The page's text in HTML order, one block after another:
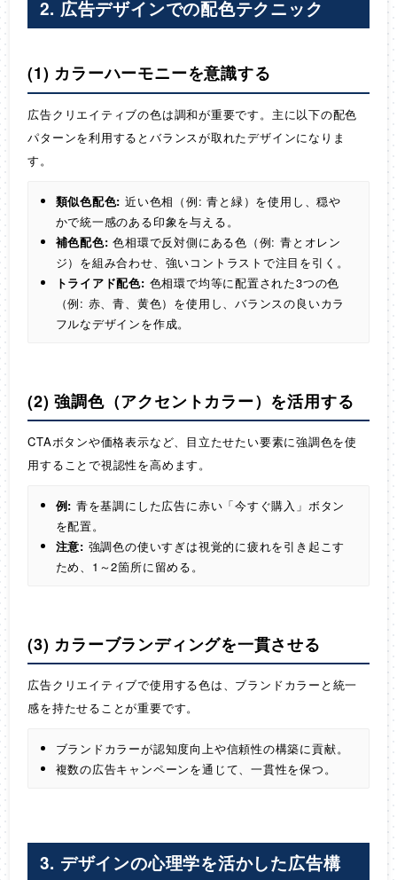
2. 広告デザインでの配色テクニック
(1) カラーハーモニーを意識する
広告クリエイティブの色は調和が重要です。主に以下の配色
パターンを利用するとバランスが取れたデザインになりま
す。
類似色配色: 近い色相（例: 青と緑）を使用し、穏や
かで統一感のある印象を与える。
補色配色: 色相環で反対側にある色（例: 青とオレン
ジ）を組み合わせ、強いコントラストで注目を引く。
トライアド配色: 色相環で均等に配置された3つの色
（例: 赤、青、黄色）を使用し、バランスの良いカラ
フルなデザインを作成。
(2) 強調色（アクセントカラー）を活用する
CTAボタンや価格表示など、目立たせたい要素に強調色を使
用することで視認性を高めます。
例: 青を基調にした広告に赤い「今すぐ購入」ボタン
を配置。
注意: 強調色の使いすぎは視覚的に疲れを引き起こす
ため、1～2箇所に留める。
(3) カラーブランディングを一貫させる
広告クリエイティブで使用する色は、ブランドカラーと統一
感を持たせることが重要です。
ブランドカラーが認知度向上や信頼性の構築に貢献。
複数の広告キャンペーンを通じて、一貫性を保つ。
3. デザインの心理学を活かした広告構